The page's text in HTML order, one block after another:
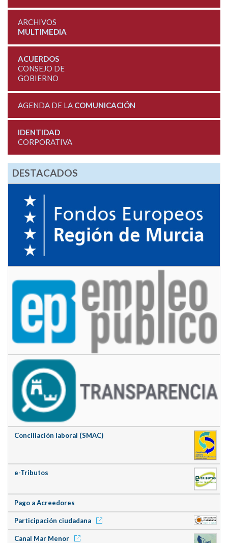
ARCHIVOS
MULTIMEDIA
ACUERDOS
CONSEJO DE
GOBIERNO
AGENDA DE LA COMUNICACIÓN
IDENTIDAD
CORPORATIVA
DESTACADOS
Conciliación laboral (SMAC)
e-Tributos
Pago a Acreedores
Participación ciudadana
Canal Mar Menor